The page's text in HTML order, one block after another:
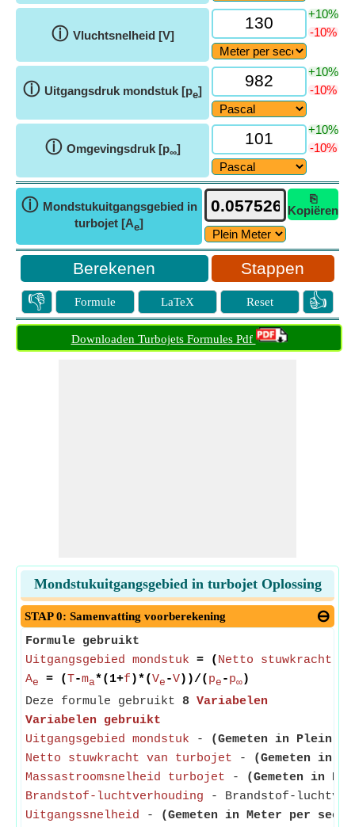
ⓘ Vluchtsnelheid [V]
+10%
-10%
ⓘ Uitgangsdruk mondstuk [pe]
+10%
-10%
ⓘ Omgevingsdruk [p∞]
+10%
-10%
ⓘ Mondstukuitgangsgebied in
turbojet [Ae]
⎘
Kopiëren
Stappen
👎 Formule LaTeX Reset 👍
Downloaden Turbojets Formules Pdf
Mondstukuitgangsgebied in turbojet Oplossing
STAP 0: Samenvatting voorberekening
Formule gebruikt
Uitgangsgebied mondstuk = ( Netto stuwkracht
Ae = (T-ma*(1+f )*(Ve -V))/( pe -p∞ )
Deze formule gebruikt 8 Variabelen
Variabelen gebruikt
Uitgangsgebied mondstuk -
(Gemeten in Plein
Netto stuwkracht van turbojet -
(Gemeten in
Massastroomsnelheid turbojet -
(Gemeten in
Brandstof-luchtverhouding - Brandstof-
Uitgangssnelheid -
(Gemeten in Meter per